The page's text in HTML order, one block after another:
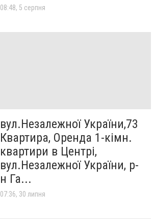
08:48, 5 серпня
вул.Незалежної України,73
Квартира, Оренда 1-кімн.
квартири в Центрі,
вул.Незалежної України, р-
н Га...
07:36, 30 липня